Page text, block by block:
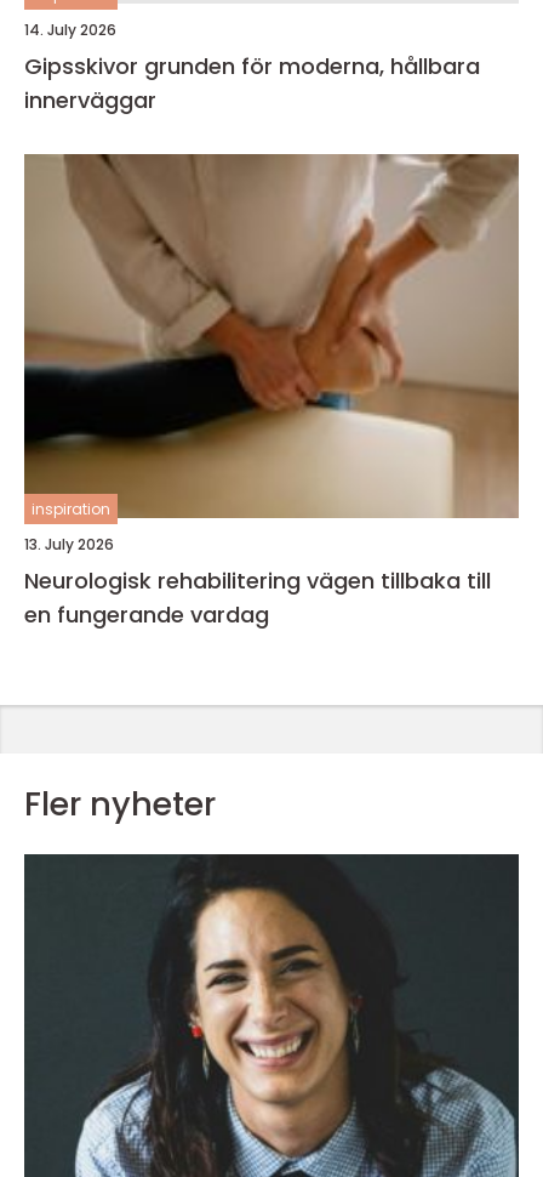
14. July 2026
Gipsskivor grunden för moderna, hållbara
innerväggar
inspiration
13. July 2026
Neurologisk rehabilitering vägen tillbaka till
en fungerande vardag
Fler nyheter